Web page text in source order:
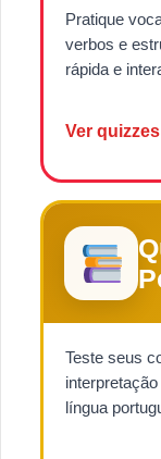
Pratique
verbos e
rápida e
Ver
Teste seus
língua